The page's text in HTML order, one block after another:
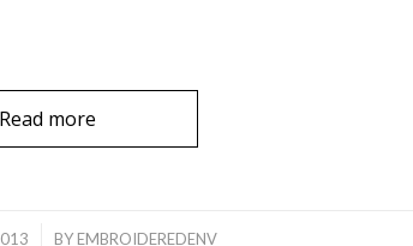
Read more
BY EMBROIDEREDENV